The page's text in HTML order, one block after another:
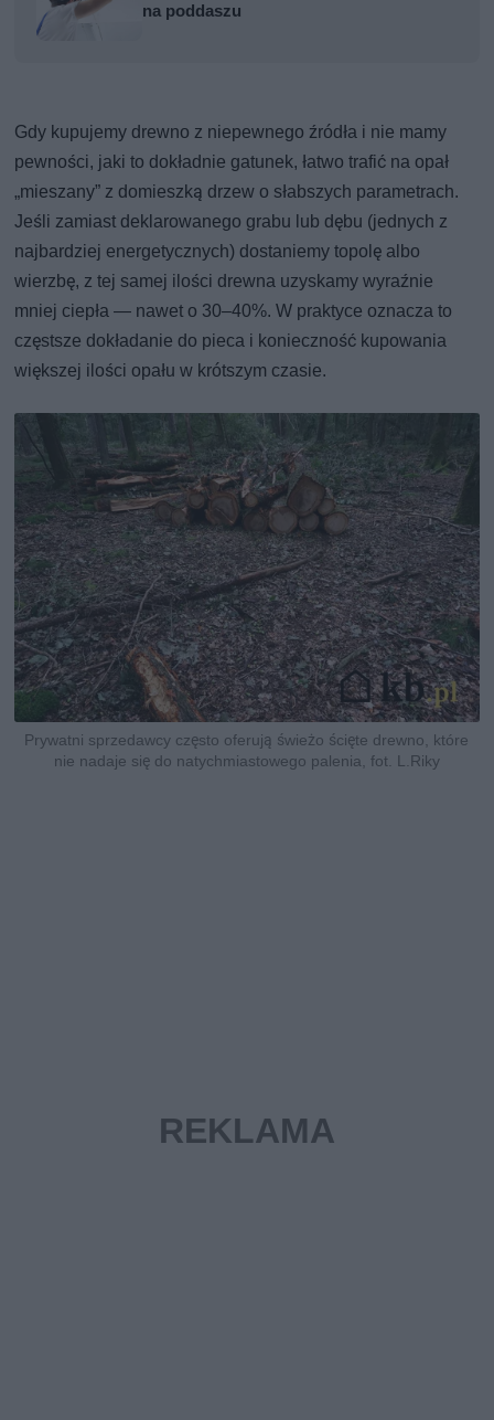
na poddaszu
Gdy kupujemy drewno z niepewnego źródła i nie mamy
pewności, jaki to dokładnie gatunek, łatwo trafić na opał
„mieszany” z domieszką drzew o słabszych parametrach.
Jeśli zamiast deklarowanego grabu lub dębu (jednych z
najbardziej energetycznych) dostaniemy topolę albo
wierzbę, z tej samej ilości drewna uzyskamy wyraźnie
mniej ciepła — nawet o 30–40%. W praktyce oznacza to
częstsze dokładanie do pieca i konieczność kupowania
większej ilości opału w krótszym czasie.
Prywatni sprzedawcy często oferują świeżo ścięte drewno, które
nie nadaje się do natychmiastowego palenia, fot. L.Riky